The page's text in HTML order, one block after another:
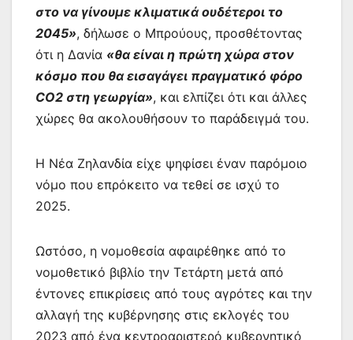
στο να γίνουμε κλιματικά ουδέτεροι το
2045», δήλωσε ο Μπρούους, προσθέτοντας
ότι η Δανία «θα είναι η πρώτη χώρα στον
κόσμο που θα εισαγάγει πραγματικό φόρο
CO2 στη γεωργία», και ελπίζει ότι και άλλες
χώρες θα ακολουθήσουν το παράδειγμά του.
Η Νέα Ζηλανδία είχε ψηφίσει έναν παρόμοιο
νόμο που επρόκειτο να τεθεί σε ισχύ το
2025.
Ωστόσο, η νομοθεσία αφαιρέθηκε από το
νομοθετικό βιβλίο την Τετάρτη μετά από
έντονες επικρίσεις από τους αγρότες και την
αλλαγή της κυβέρνησης στις εκλογές του
2023 από ένα κεντροαριστερό κυβερνητικό